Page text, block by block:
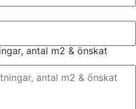
antal m2 & önskat